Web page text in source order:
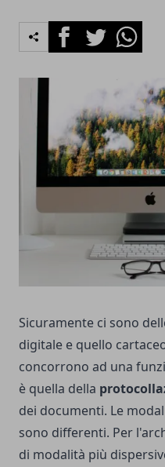
FacebookTwitterWhatsapp
Sicuramente ci sono
digitale e quello
concorrono ad una
è quella della
dei documenti. Le
sono differenti. Per
di modalità più